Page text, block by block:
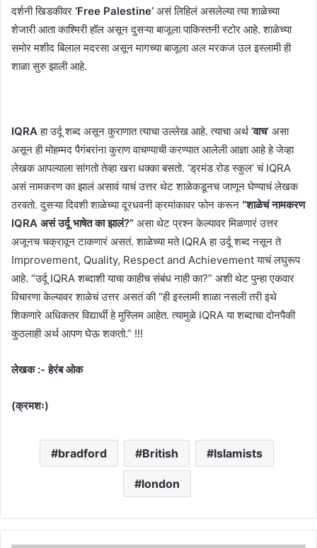
दर्शनी खिडकीवर ‘Free Palestine’ असं लिहिलं असलेल्या त्या शाळेच्या
शेजारी आता काश्मिरी हॉल असून दुसऱ्या बाजूला पाकिस्तनी स्टोर आहे. शाळेच्या
समोर मशीद बिलाल मदरसा असून मागच्या बाजूला अल मरकज उल इस्लामी ही
शाळा सुरु झाली आहे.
IQRAहा उर्दू शब्द असून कुराणात त्याचा उल्लेख आहे. त्याचा अर्थ ‘वाच‘ असा
असून ही मोहम्मद पैगंबरांना कुराण वाचण्याची करण्यात आलेली आज्ञा आहे हे जेव्हा
लेखक आपल्याला सांगतो तेव्हा खरा धक्का बसतो. ‘ड्रमंड रोड स्कुल’ चं IQRA
असं नामकरण का झालं असावं याचं उत्तर थेट शाळेकडूनच जाणून घेण्याचं लेखक
ठरवतो. दुसऱ्या दिवशी शाळेच्या दूरधवनी क्रमांकावर फोन करून “शाळेचं नामकरण
IQRA असं उर्दू भाषेत का झालं?” असा थेट प्रश्न केल्यावर मिळणारं उत्तर
अजूनच चक्रावून टाकणारं असतं. शाळेच्या मते IQRA हा उर्दू शब्द नसून ते
Improvement, Quality, Respect and Achievement याचं लघुरूप
आहे. “उर्दू IQRA शब्दाशी याचा काहीच संबंध नाही का?” अशी थेट पुन्हा एकवार
विचारणा केल्यावर शाळेचं उत्तर असतं की “ही इस्लामी शाळा नसली तरी इथे
शिकणारे अधिकतर विद्यार्थी हे मुस्लिम आहेत. त्यामुळे IQRA या शब्दाचा दोनपैकी
कुठलाही अर्थ आपण घेऊ शकतो.” !!!
लेखक :- हेरंब ओक
(क्रमशः)
bradford British Islamists
london